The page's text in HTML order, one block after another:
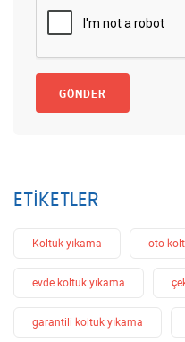
GÖNDER
ETIKETLER
Koltuk yıkama oto
evde koltuk yıkama
garantili koltuk yıkama